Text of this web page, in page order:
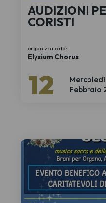
Mercoledì
12 Febbraio
AUDIZIONI
CORISTI
organizzato da:
Elysium Chorus